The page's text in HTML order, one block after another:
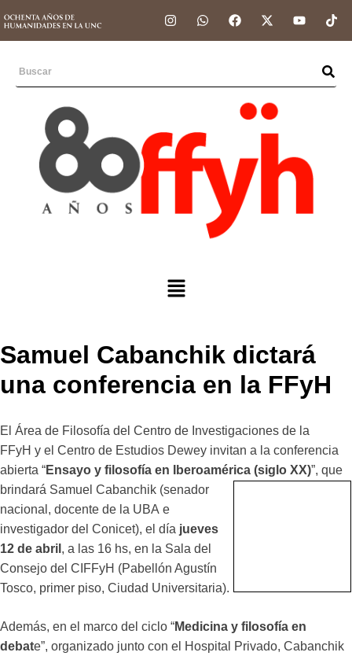
Samuel Cabanchik dictará
una conferencia en la FFyH
El Área de Filosofía del Centro de Investigaciones de la
FFyH y el Centro de Estudios Dewey invitan a la conferencia
abierta “Ensayo y filosofía en Iberoamérica (siglo XX)”, que
brindará Samuel Cabanchik (senador
nacional, docente de la UBA e
investigador del Conicet), el día jueves
12 de abril , a las 16 hs, en la Sala del
Consejo del CIFFyH (Pabellón Agustín
Tosco, primer piso, Ciudad Universitaria).
Además, en el marco del ciclo “Medicina y filosofía en
debate”, organizado junto con el Hospital Privado, Cabanchik